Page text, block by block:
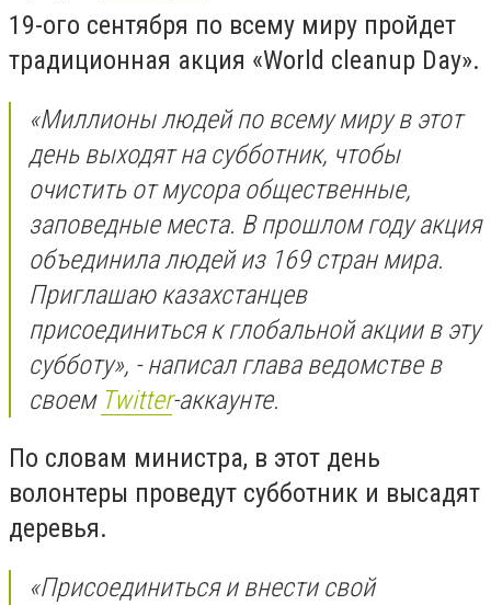
19-ого сентября по всему миру пройдет
традиционная акция «World cleanup Day».
«Миллионы людей по всему миру в этот
день выходят на субботник, чтобы
очистить от мусора общественные,
заповедные места. В прошлом году акция
объединила людей из 169 стран мира.
Приглашаю казахстанцев
присоединиться к глобальной акции в эту
субботу», - написал глава ведомстве в
своем Twitter-аккаунте.
По словам министра, в этот день
волонтеры проведут субботник и высадят
деревья.
«Присоединиться и внести свой